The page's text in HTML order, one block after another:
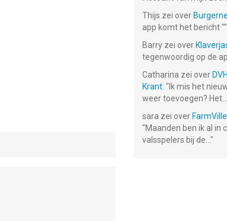
Thijs zei over
app komt het bericht
Barry zei over
tegenwoordig op de
Catharina zei over
Krant: " Ik mis het
weer toevoegen? Het...
sara zei over
"Maanden ben ik al in
valsspelers bij de... "